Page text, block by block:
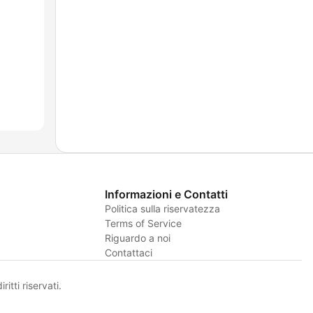
Informazioni e Contatti
Politica sulla riservatezza
Terms of Service
Riguardo a noi
Contattaci
riservati.